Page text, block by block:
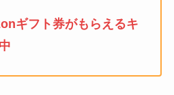
ギフト券がもらえるキ